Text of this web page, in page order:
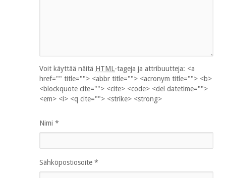
Voit käyttää näitä HTML-tageja ja attribuutteja: <a
href="" title=""> <abbr title=""> <acronym title=""> <b>
<blockquote cite=""> <cite> <code> <del datetime="">
<em> <i> <q cite=""> <strike> <strong>
Nimi *
Sähköpostiosoite *